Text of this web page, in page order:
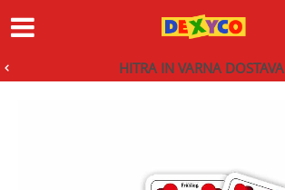
HITRA IN VARNA DOSTAVA